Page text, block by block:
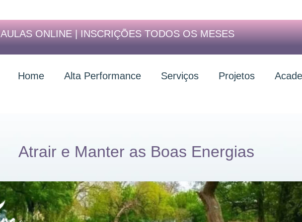
AULAS ONLINE | INSCRIÇÕES TODOS OS MESES
Home Alta Performance Serviços Projetos
Atrair e Manter as Boas Energias